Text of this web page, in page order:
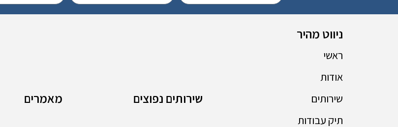
ניווט מהיר
ראשי
אודות
שירותים
תיק עבודות
שירותים נפוצים מאמרים